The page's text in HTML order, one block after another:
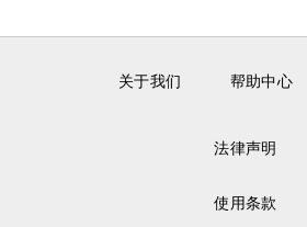
关于我们 帮助中心
法律声明
使用条款